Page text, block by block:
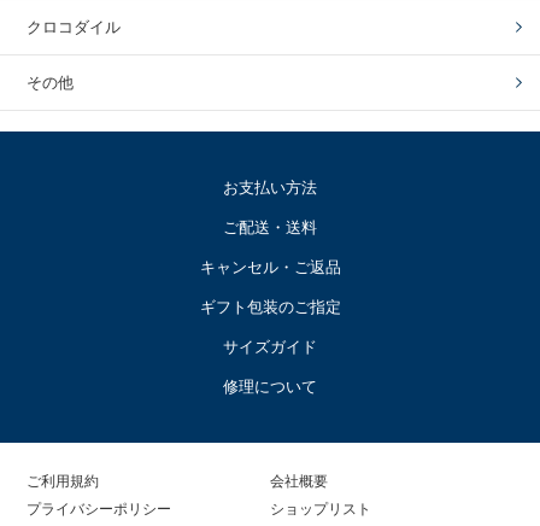
クロコダイル
その他
お支払い方法
ご配送・送料
キャンセル・ご返品
ギフト包装のご指定
サイズガイド
修理について
ご利用規約
プライバシーポリシー
会社概要
ショップリスト